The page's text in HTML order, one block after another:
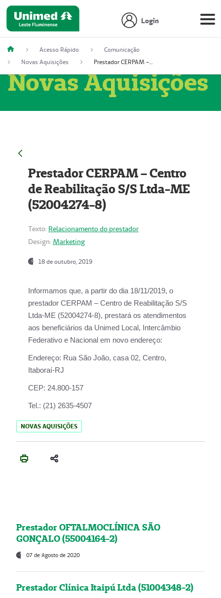
Login
Acesso Rápido
Comunicação
Novas Aquisições
Prestador CERPAM – Centro de Reabilitação S/S Ltda-ME (52004274-8)
Novas Aquisições
Prestador CERPAM – Centro
de Reabilitação S/S Ltda-ME
(52004274-8)
Texto: Relacionamento do prestador
Design: Marketing
18 de outubro, 2019
Informamos que, a partir do dia 18/11/2019, o
prestador CERPAM – Centro de Reabilitação S/S
Ltda-ME (52004274-8), prestará os atendimentos
aos beneficiários da Unimed Local, Intercâmbio
Federativo e Nacional em novo endereço:
Endereço: Rua São João, casa 02, Centro,
Itaboraí-RJ
CEP: 24.800-157
Tel.: (21) 2635-4507
NOVAS AQUISIÇÕES
Prestador OFTALMOCLÍNICA SÃO
GONÇALO (55004164-2)
07 de Agosto de 2020
Prestador Clínica Itaipú Ltda (51004348-2)